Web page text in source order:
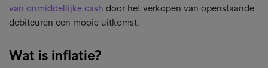
van onmiddellijke cash door het verkopen van openstaande
debiteuren een mooie uitkomst.
Wat is inflatie?